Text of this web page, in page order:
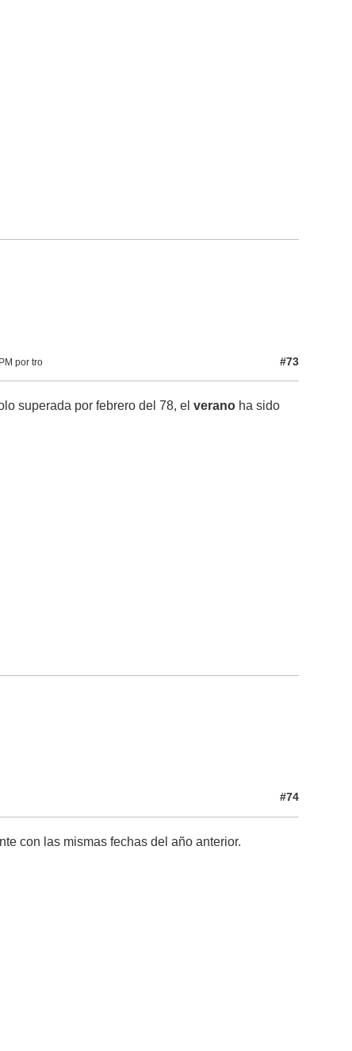
por tro #73
superada por febrero del 78, elverano ha sido
#74
con las mismas fechas del año anterior.